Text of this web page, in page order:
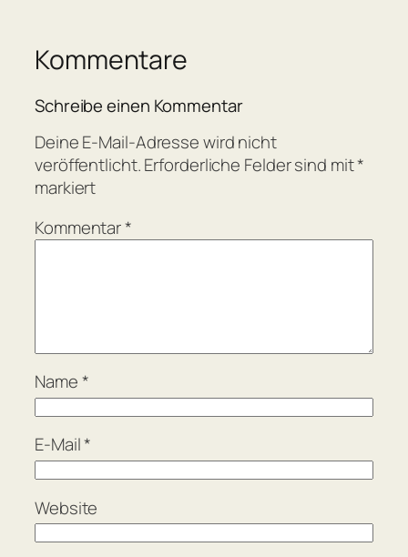
Kommentare
Schreibe einen Kommentar
Deine E-Mail-Adresse wird nicht
veröffentlicht.Erforderliche Felder sind mit*
markiert
Kommentar*
Name*
E-Mail*
Website